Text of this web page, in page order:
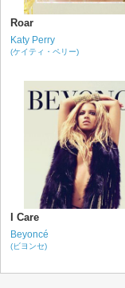
Roar
Katy Perry
(ケイティ・ペリー)
I Care
Beyoncé
(ビヨンセ)